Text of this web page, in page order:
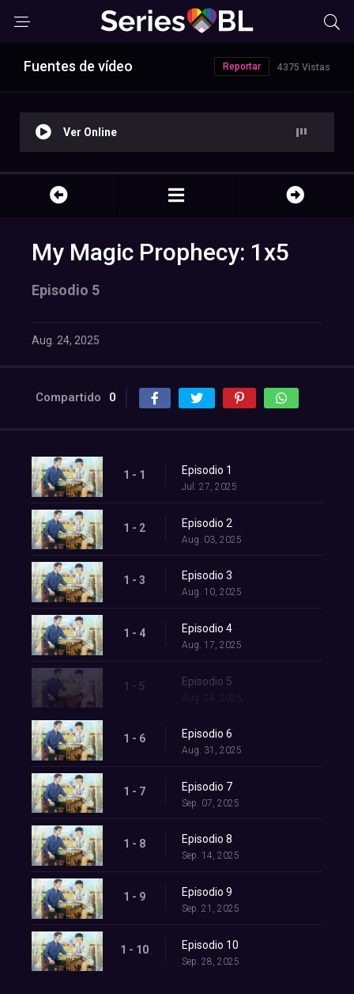
Fuentes de vídeo 4375 Vistas
Reportar
Ver Online
My Magic Prophecy: 1x5
Episodio 5
Aug. 24, 2025
Compartido 0
1 - 1 Episodio 1
Jul. 27, 2025
1 - 2 Episodio 2
Aug. 03, 2025
1 - 3 Episodio 3
Aug. 10, 2025
1 - 4 Episodio 4
Aug. 17, 2025
1 - 5 Episodio 5
Aug. 24, 2025
1 - 6 Episodio 6
Aug. 31, 2025
1 - 7 Episodio 7
Sep. 07, 2025
1 - 8 Episodio 8
Sep. 14, 2025
1 - 9 Episodio 9
Sep. 21, 2025
1 - 10 Episodio 10
Sep. 28, 2025